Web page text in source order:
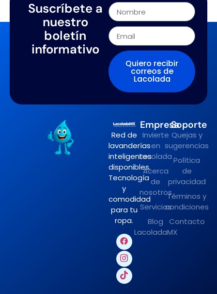
Suscríbete a
nuestro
boletín
informativo
Quiero recibir
correos de
Lacolada
Red de
lavanderías
inteligentes
disponibles.
Tecnología
y
comodidad
para tu
ropa.
Empresa
Invierte
en
Lacolada
Acerca
de
nosotros
Servicios
Blog
LacoladaMX
Soporte
Quejas y
sugerencias
Política
de
privacidad
Términos y
condiciones
Contacto